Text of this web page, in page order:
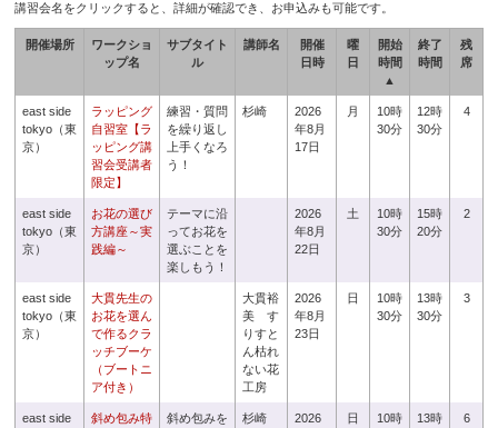
講習会名をクリックすると、詳細が確認でき、お申込みも可能です。
開催場所
ワークショ
ップ名
サブタイト
ル
講師名
開催
日時
曜
日
開始
時間
▲
終了
時間
残
席
east side
tokyo（東
京）
ラッピング
自習室【ラ
ッピング講
習会受講者
限定】
練習・質問
を繰り返し
上手くなろ
う！
杉崎
2026
年8月
17日
月
10時
30分
12時
30分
4
east side
tokyo（東
京）
お花の選び
方講座～実
践編～
テーマに沿
ってお花を
選ぶことを
楽しもう！
2026
年8月
22日
土
10時
30分
15時
20分
2
east side
tokyo（東
京）
大貫先生の
お花を選ん
で作るクラ
ッチブーケ
（ブートニ
ア付き）
大貫裕
美 す
りすと
ん枯れ
ない花
工房
2026
年8月
23日
日
10時
30分
13時
30分
3
east side
斜め包み特
斜め包みを
杉崎
2026
日
10時
13時
6